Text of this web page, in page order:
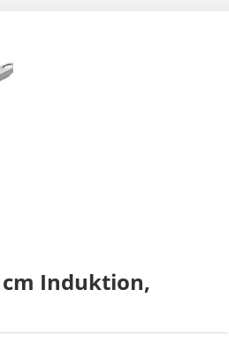
cm Induktion,